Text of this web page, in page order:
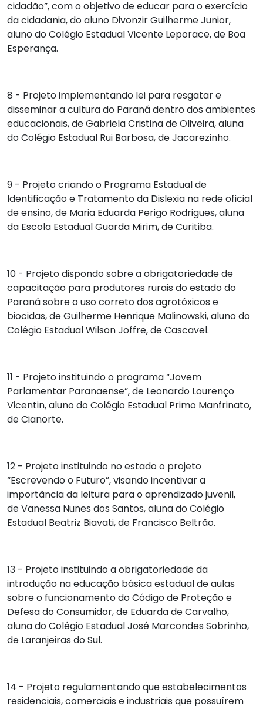
cidadão”, com o objetivo de educar para o exercício
da cidadania, do aluno Divonzir Guilherme Junior,
aluno do Colégio Estadual Vicente Leporace, de Boa
Esperança.
8 - Projeto implementando lei para resgatar e
disseminar a cultura do Paraná dentro dos ambientes
educacionais, deGabriela Cristina de Oliveira, aluna
do Colégio Estadual Rui Barbosa, de Jacarezinho.
9 - Projeto criando o Programa Estadual de
Identificação e Tratamento da Dislexia na rede oficial
de ensino, de Maria Eduarda Perigo Rodrigues, aluna
da Escola Estadual Guarda Mirim, de Curitiba.
10 - Projeto dispondo sobre a obrigatoriedade de
capacitação para produtores rurais do estado do
Paraná sobre o uso correto dos agrotóxicos e
biocidas, deGuilherme Henrique Malinowski, aluno do
Colégio Estadual Wilson Joffre, de Cascavel.
11 - Projeto instituindo o programa “Jovem
Parlamentar Paranaense”, de Leonardo Lourenço
Vicentin, aluno do Colégio Estadual Primo Manfrinato,
de Cianorte.
12 - Projeto instituindo no estado o projeto
“Escrevendo o Futuro”, visando incentivar a
importância da leitura para o aprendizado juvenil,
deVanessa Nunes dos Santos, aluna do Colégio
Estadual Beatriz Biavati, de Francisco Beltrão.
13 - Projeto instituindo a obrigatoriedade da
introdução na educação básica estadual de aulas
sobre o funcionamento do Código de Proteção e
Defesa do Consumidor, de Eduarda de Carvalho,
aluna do Colégio Estadual José Marcondes Sobrinho,
de Laranjeiras do Sul.
14 - Projeto regulamentando que estabelecimentos
residenciais, comerciais e industriais que possuírem